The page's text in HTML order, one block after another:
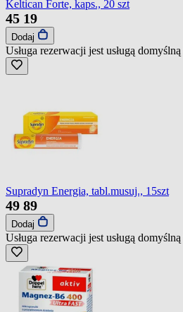
Keltican Forte, kaps., 20 szt
45 19
Dodaj
Usługa rezerwacji jest usługą domyślną
Supradyn Energia, tabl.musuj., 15szt
49 89
Dodaj
Usługa rezerwacji jest usługą domyślną